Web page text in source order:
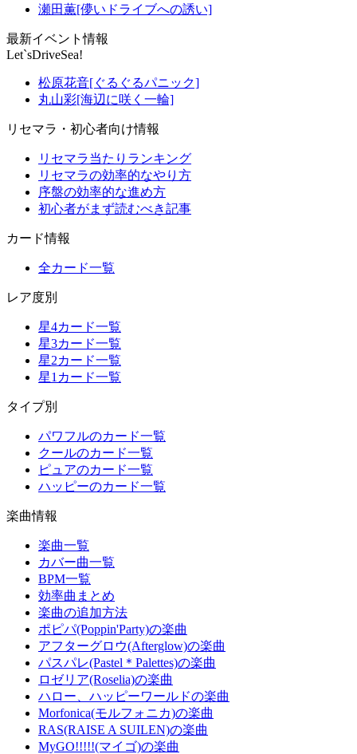
瀬田薫[儚いドライブへの誘い]
最新イベント情報
Let`sDriveSea!
松原花音[ぐるぐるパニック]
丸山彩[海辺に咲く一輪]
リセマラ・初心者向け情報
リセマラ当たりランキング
リセマラの効率的なやり方
序盤の効率的な進め方
初心者がまず読むべき記事
カード情報
全カード一覧
レア度別
星4カード一覧
星3カード一覧
星2カード一覧
星1カード一覧
タイプ別
パワフルのカード一覧
クールのカード一覧
ピュアのカード一覧
ハッピーのカード一覧
楽曲情報
楽曲一覧
カバー曲一覧
BPM一覧
効率曲まとめ
楽曲の追加方法
ポピパ(Poppin'Party)の楽曲
アフターグロウ(Afterglow)の楽曲
パスパレ(Pastel＊Palettes)の楽曲
ロゼリア(Roselia)の楽曲
ハロー、ハッピーワールドの楽曲
Morfonica(モルフォニカ)の楽曲
RAS(RAISE A SUILEN)の楽曲
MyGO!!!!!(マイゴ)の楽曲